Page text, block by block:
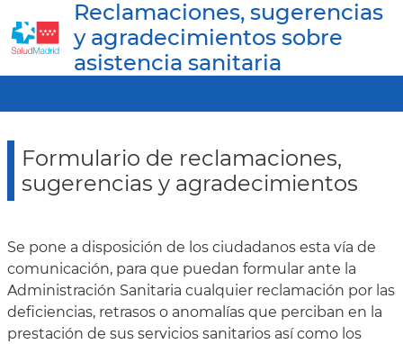
Reclamaciones, sugerencias
y agradecimientos sobre
asistencia sanitaria
Formulario de reclamaciones,
sugerencias y agradecimientos
Se pone a disposición de los ciudadanos esta vía de
comunicación, para que puedan formular ante la
Administración Sanitaria cualquier reclamación por las
deficiencias, retrasos o anomalías que perciban en la
prestación de sus servicios sanitarios así como los